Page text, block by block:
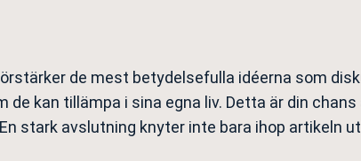
de mest betydelsefulla idéerna som
kan tillämpa i sina egna liv. Detta är din
stark avslutning knyter inte bara ihop artikeln